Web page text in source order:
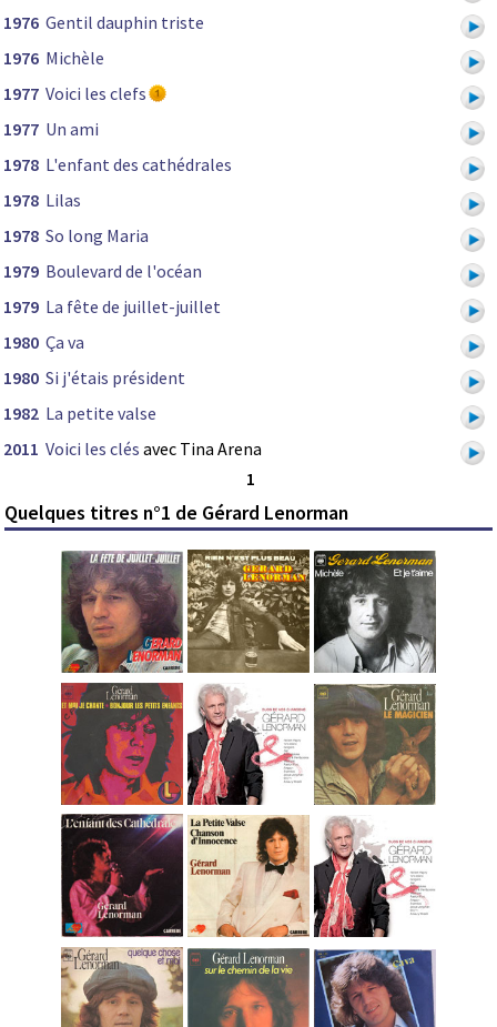
1976 Gentil dauphin triste
1976 Michèle
1977 Voici les clefs
1977 Un ami
1978 L'enfant des cathédrales
1978 Lilas
1978 So long Maria
1979 Boulevard de l'océan
1979 La fête de juillet-juillet
1980 Ça va
1980 Si j'étais président
1982 La petite valse
2011 Voici les clés avec Tina Arena
1
Quelques titres n°1 de Gérard Lenorman